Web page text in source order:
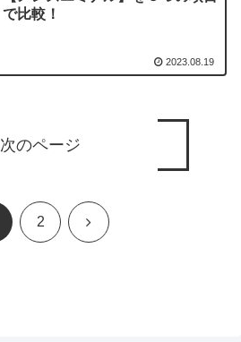
で比較！
2023.08.19
次のページ
2 次